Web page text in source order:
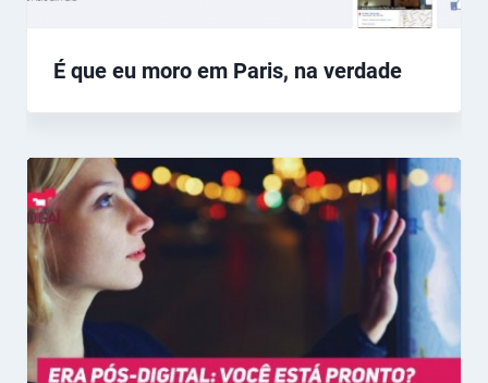
É que eu moro em Paris, na verdade